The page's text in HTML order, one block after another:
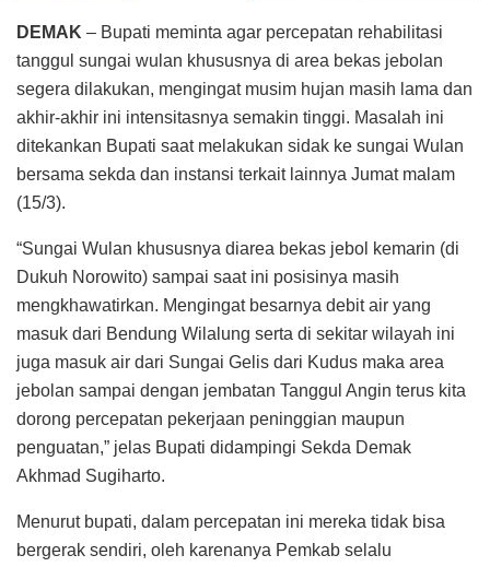
DEMAK – Bupati meminta agar percepatan rehabilitasi
tanggul sungai wulan khususnya di area bekas jebolan
segera dilakukan, mengingat musim hujan masih lama dan
akhir-akhir ini intensitasnya semakin tinggi. Masalah ini
ditekankan Bupati saat melakukan sidak ke sungai Wulan
bersama sekda dan instansi terkait lainnya Jumat malam
(15/3).
“Sungai Wulan khususnya diarea bekas jebol kemarin (di
Dukuh Norowito) sampai saat ini posisinya masih
mengkhawatirkan. Mengingat besarnya debit air yang
masuk dari Bendung Wilalung serta di sekitar wilayah ini
juga masuk air dari Sungai Gelis dari Kudus maka area
jebolan sampai dengan jembatan Tanggul Angin terus kita
dorong percepatan pekerjaan peninggian maupun
penguatan,” jelas Bupati didampingi Sekda Demak
Akhmad Sugiharto.
Menurut bupati, dalam percepatan ini mereka tidak bisa
bergerak sendiri, oleh karenanya Pemkab selalu